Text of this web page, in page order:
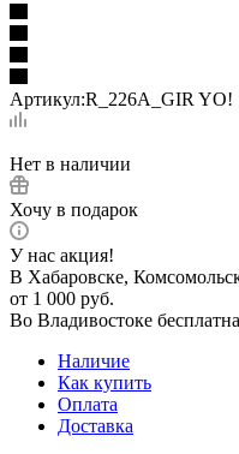
Артикул:R_226A_GIR YO!
Нет в наличии
Хочу в подарок
У нас акция!
В Хабаровске,
от 1 000 руб.
Во Владивостоке
Наличие
Как купить
Оплата
Доставка